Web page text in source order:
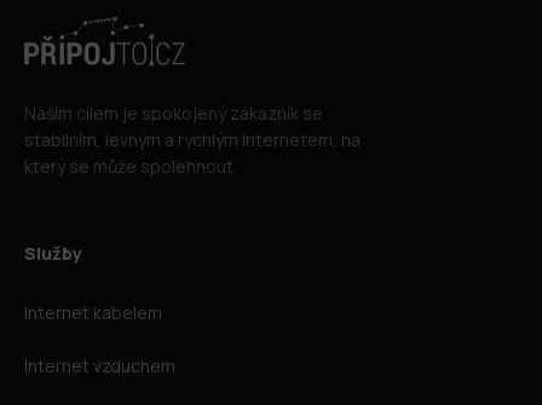
Naším cílem je spokojený zákazník se
stabilním, levným a rychlým internetem, na
který se může spolehnout.
Služby
Internet kabelem
Internet vzduchem